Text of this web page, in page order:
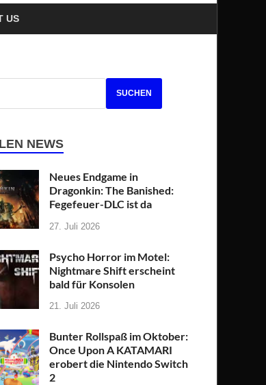
US
SUCHEN
NEWS
Neues Endgame in
Dragonkin: The Banished:
Fegefeuer-DLC ist da
27. Juli 2026
Psycho Horror im Motel:
Nightmare Shift erscheint
bald für Konsolen
21. Juli 2026
Bunter Rollspaß im Oktober:
Once Upon A KATAMARI
erobert die Nintendo Switch
2